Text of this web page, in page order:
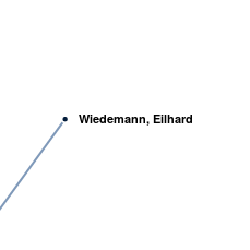
Wiedemann, Eilhard